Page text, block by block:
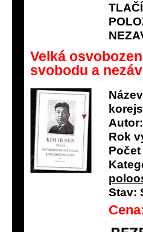
Velká
svobodu a
Autor:
Rok
Stav: